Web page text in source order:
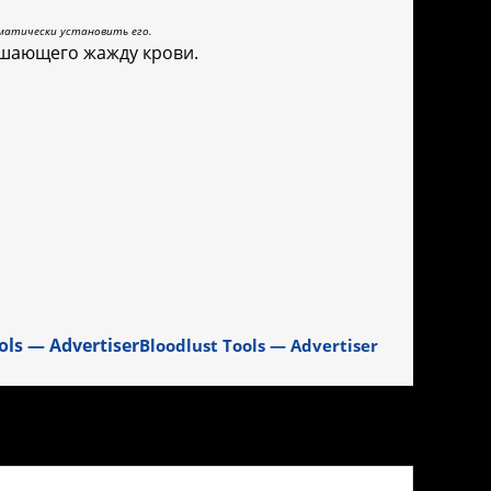
установить его.
жажду крови.
Bloodlust Tools — Advertiser